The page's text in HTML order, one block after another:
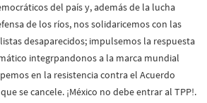
del país y, además de la lucha
de los ríos, nos solidaricemos con las
desaparecidos; impulsemos la respuesta
integrpandonos a la marca mundial
en la resistencia contra el Acuerdo
se cancele. ¡México no debe entrar al TPP!.